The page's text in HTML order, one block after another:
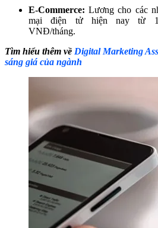
E-Commerce:Lương cho các
mại điện tử hiện nay từ
VNĐ/tháng.
Tìm hiểu thêm về Digital Marketing
sáng giá của ngành